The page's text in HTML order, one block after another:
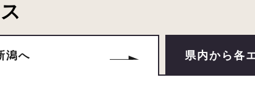
潟へ 県内から各